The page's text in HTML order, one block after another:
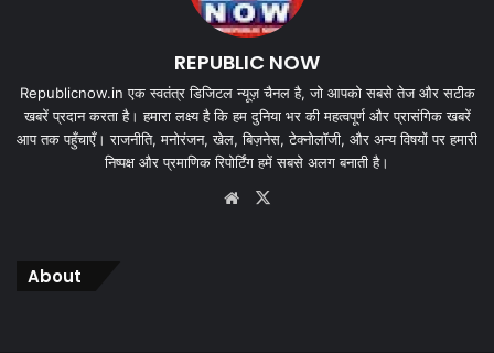
REPUBLIC NOW
Republicnow.in एक स्वतंत्र डिजिटल न्यूज़ चैनल है, जो आपको सबसे तेज और सटीक
खबरें प्रदान करता है। हमारा लक्ष्य है कि हम दुनिया भर की महत्वपूर्ण और प्रासंगिक खबरें
आप तक पहुँचाएँ। राजनीति, मनोरंजन, खेल, बिज़नेस, टेक्नोलॉजी, और अन्य विषयों पर हमारी
निष्पक्ष और प्रमाणिक रिपोर्टिंग हमें सबसे अलग बनाती है।
Website
About